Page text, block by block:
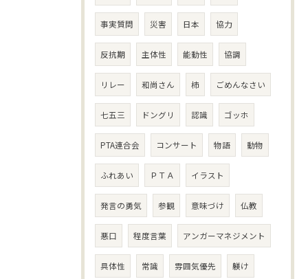
事実質問 災害 日本 協力
反抗期 主体性 能動性 協調
リレー 和尚さん 柿 ごめんなさい
七五三 ドングリ 認識 ゴッホ
PTA連合会 コンサート 物語 動物
ふれあい ＰＴＡ イラスト
発言の勇気 参観 意味づけ 仏教
悪口 程度言葉 アンガーマネジメント
具体性 常識 雰囲気優先 躾け